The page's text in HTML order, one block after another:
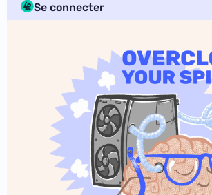
Se connecter